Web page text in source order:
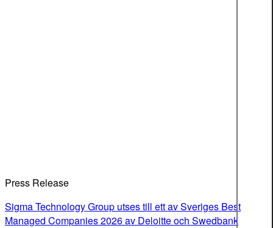
Press Release
Sigma Technology Group utses till ett av Sveriges Best
Managed Companies 2026 av Deloitte och Swedbank